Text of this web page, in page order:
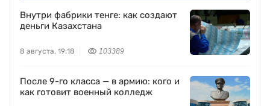
Внутри фабрики тенге: как создают
деньги Казахстана
8 августа, 19:18 103389
После 9-го класса — в армию: кого и
как готовит военный колледж